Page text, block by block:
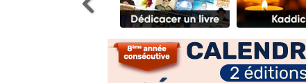
61
Il reste
Ariel vient
Nathaniel